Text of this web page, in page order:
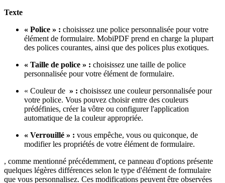
Texte
« Police » : choisissez une police personnalisée pour votre
élément de formulaire. MobiPDF prend en charge la plupart
des polices courantes, ainsi que des polices plus exotiques.
« Taille de police » : choisissez une taille de police
personnalisée pour votre élément de formulaire.
« Couleur de » : choisissez une couleur personnalisée pour
votre police. Vous pouvez choisir entre des couleurs
prédéfinies, créer la vôtre ou configurer l'application
automatique de la couleur appropriée.
« Verrouillé » : vous empêche, vous ou quiconque, de
modifier les propriétés de votre élément de formulaire.
, comme mentionné précédemment, ce panneau d'options présente
quelques légères différences selon le type d'élément de formulaire
que vous personnalisez. Ces modifications peuvent être observées